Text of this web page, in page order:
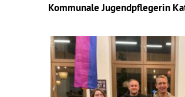
Kommunale Jugendpflegerin